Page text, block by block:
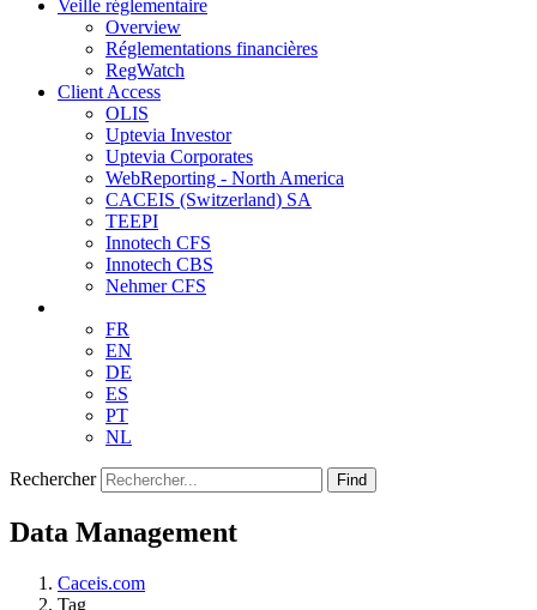
Veille réglementaire
Overview
Réglementations financières
RegWatch
Client Access
OLIS
Uptevia Investor
Uptevia Corporates
WebReporting - North America
CACEIS (Switzerland) SA
TEEPI
Innotech CFS
Innotech CBS
Nehmer CFS
FR
EN
DE
ES
PT
NL
Rechercher Find
Data Management
Caceis.com
Tag